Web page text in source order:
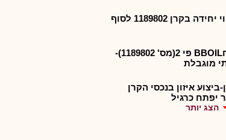
קסם- מינוף ושווי יחידה בקרן 1189802 לסוף
קרן סל קסם.מחBBOIL פי 2(מס' 1189802)-
מוגבלת
איזון בנכסי הקרן
הצג יותר